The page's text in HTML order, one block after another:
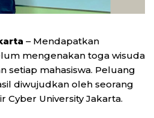
– Mendapatkan
mengenakan toga wisuda
setiap mahasiswa. Peluang
diwujudkan oleh seorang
Cyber University Jakarta.